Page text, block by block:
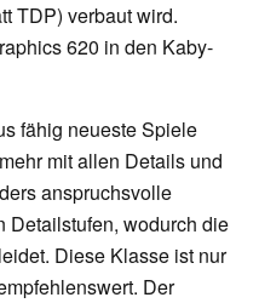
TDP) verbaut wird.
620 in den Kaby-
fähig neueste Spiele
mit allen Details und
anspruchsvolle
Detailstufen, wodurch die
Diese Klasse ist nur
Der